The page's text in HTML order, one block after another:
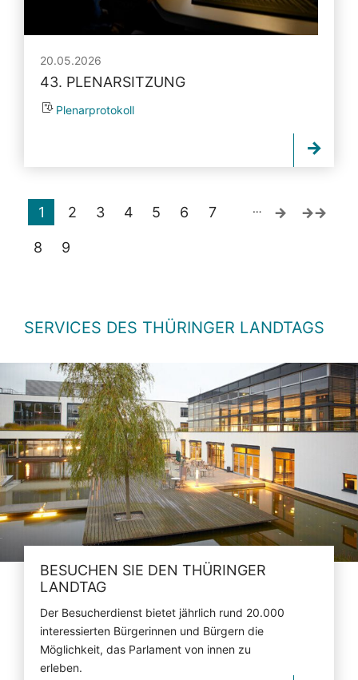
20.05.2026
43. PLENARSITZUNG
Plenarprotokoll
1 2 3 4 5 6 7
8 9
…
SERVICES DES THÜRINGER LANDTAGS
BESUCHEN SIE DEN THÜRINGER
LANDTAG
Der Besucherdienst bietet jährlich rund 20.000
interessierten Bürgerinnen und Bürgern die
Möglichkeit, das Parlament von innen zu
erleben.